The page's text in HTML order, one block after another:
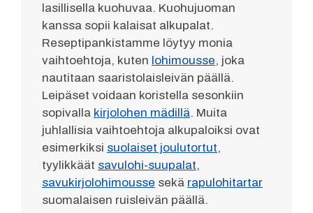
lasillisella kuohuvaa. Kuohujuoman
kanssa sopii kalaisat alkupalat.
Reseptipankistamme löytyy monia
vaihtoehtoja, kuten lohimousse, joka
nautitaan saaristolaisleivän päällä.
Leipäset voidaan koristella sesonkiin
sopivalla kirjolohen mädillä. Muita
juhlallisia vaihtoehtoja alkupaloiksi ovat
esimerkiksi suolaiset joulutortut,
tyylikkäät savulohi-suupalat,
savukirjolohimousse sekä rapulohitartar
suomalaisen ruisleivän päällä.